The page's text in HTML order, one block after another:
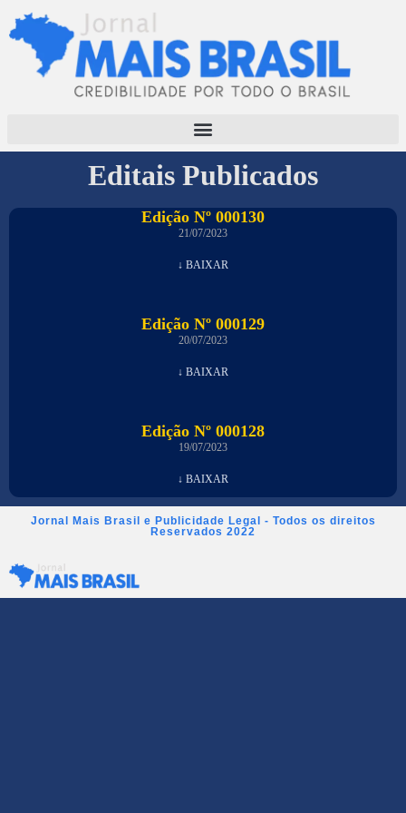
Editais Publicados
Edição Nº 000130
21/07/2023
↓ BAIXAR
Edição Nº 000129
20/07/2023
↓ BAIXAR
Edição Nº 000128
19/07/2023
↓ BAIXAR
Jornal Mais Brasil e Publicidade Legal - Todos os direitos
Reservados 2022